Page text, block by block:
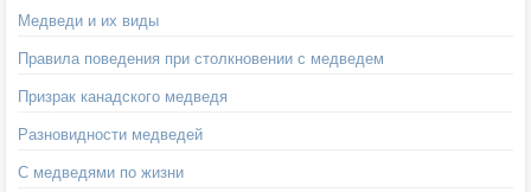
Медведи и их виды
Правила поведения при столкновении с медведем
Призрак канадского медведя
Разновидности медведей
С медведями по жизни